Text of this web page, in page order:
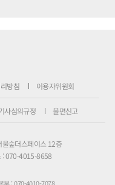
방침 이용자위원회
사심의규정 불편신고
숲더스페이스 12층
: 070-4015-8658
부 : 070-4010-7078